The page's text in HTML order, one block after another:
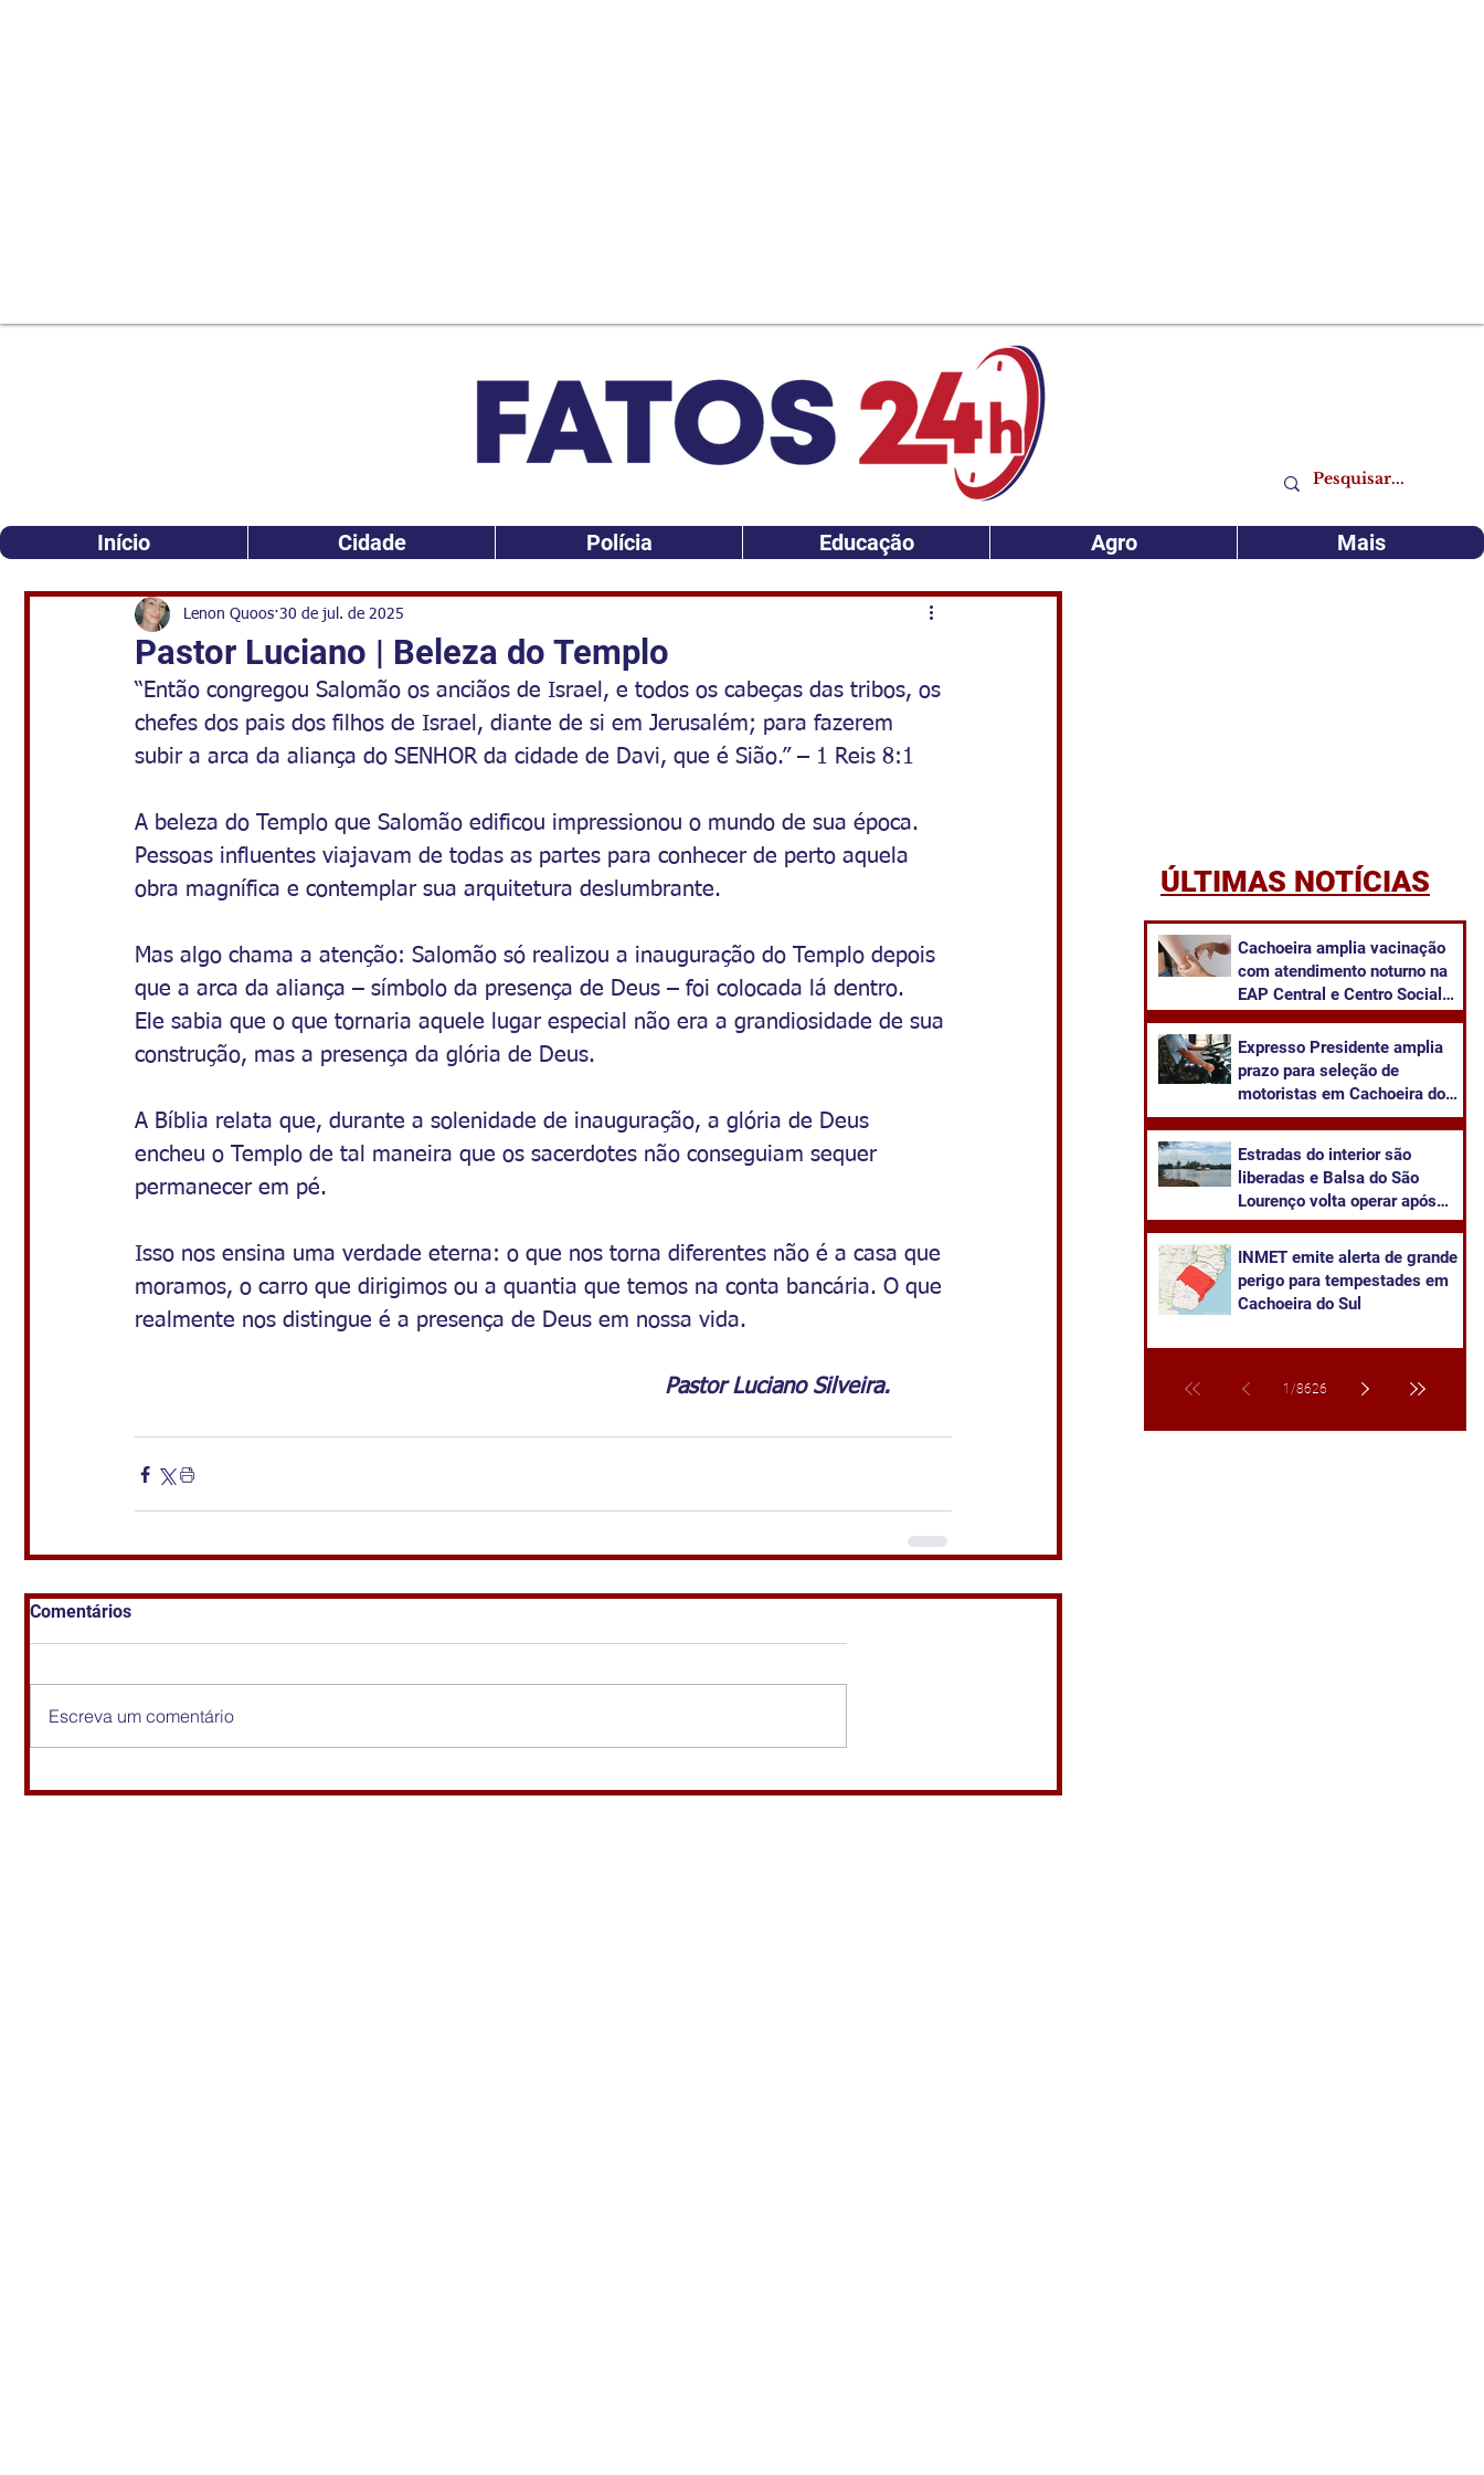
Início Cidade Polícia Educação Agro Mais
Pastor Luciano | Beleza do Templo
Lenon Quoos 30 de jul. de 2025
“Então congregou Salomão os anciãos de Israel, e todos os cabeças das tribos, os
chefes dos pais dos filhos de Israel, diante de si em Jerusalém; para fazerem
subir a arca da aliança do SENHOR da cidade de Davi, que é Sião.” – 1 Reis 8:1
A beleza do Templo que Salomão edificou impressionou o mundo de sua época.
Pessoas influentes viajavam de todas as partes para conhecer de perto aquela
obra magnífica e contemplar sua arquitetura deslumbrante.
Mas algo chama a atenção: Salomão só realizou a inauguração do Templo depois
que a arca da aliança – símbolo da presença de Deus – foi colocada lá dentro.
Ele sabia que o que tornaria aquele lugar especial não era a grandiosidade de sua
construção, mas a presença da glória de Deus.
A Bíblia relata que, durante a solenidade de inauguração, a glória de Deus
encheu o Templo de tal maneira que os sacerdotes não conseguiam sequer
permanecer em pé.
Isso nos ensina uma verdade eterna: o que nos torna diferentes não é a casa que
moramos, o carro que dirigimos ou a quantia que temos na conta bancária. O que
realmente nos distingue é a presença de Deus em nossa vida.
												Pastor Luciano Silveira.
Comentários
Escreva um comentário
ÚLTIMAS NOTÍCIAS
Cachoeira amplia vacinação
com atendimento noturno na
EAP Central e Centro Social
Expresso Presidente amplia
prazo para seleção de
motoristas em Cachoeira do
Sul
Estradas do interior são
liberadas e Balsa do São
Lourenço volta operar após
baixa das águas do Rio Jacuí
INMET emite alerta de grande
perigo para tempestades em
Cachoeira do Sul
1 /8626